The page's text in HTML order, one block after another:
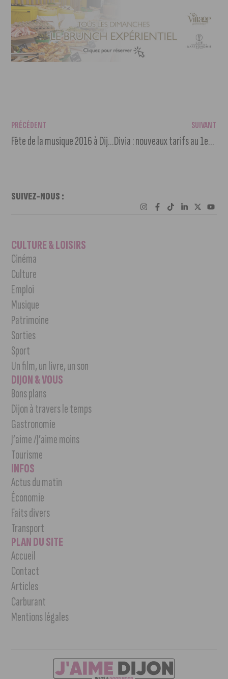
PRÉCÉDENT
Fête de la musique 2016 à Dijon : tout le programme
SUIVANT
Divia : nouveaux tarifs au 1er juillet et changements de tracés
SUIVEZ-NOUS :
CULTURE & LOISIRS
Cinéma
Culture
Emploi
Musique
Patrimoine
Sorties
Sport
Un film, un livre, un son
DIJON & VOUS
Bons plans
Dijon à travers le temps
Gastronomie
J’aime /J’aime moins
Tourisme
INFOS
Actus du matin
Économie
Faits divers
Transport
PLAN DU SITE
Accueil
Contact
Articles
Carburant
Mentions légales